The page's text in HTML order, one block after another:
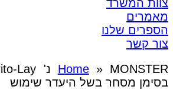
צוות המשרד
מאמרים
הספרים שלנו
צור קשר
Home»
בסימן מסחר בשל היעדר שימוש